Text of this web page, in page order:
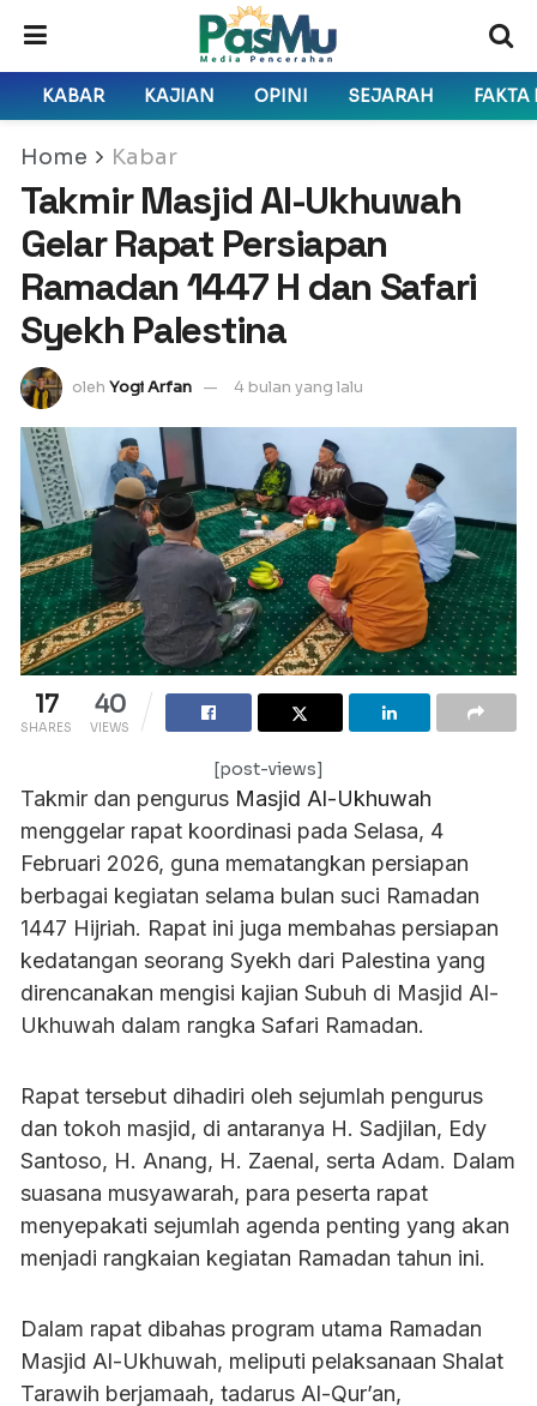
KABAR KAJIAN OPINI SEJARAH FAKTA
Home Kabar
Takmir Masjid Al-Ukhuwah
Gelar Rapat Persiapan
Ramadan 1447 H dan Safari
Syekh Palestina
oleh Yogi Arfan 4 bulan yang lalu
17
SHARES
40
VIEWS
[post-views]
Takmir dan pengurus Masjid Al-Ukhuwah
menggelar rapat koordinasi pada Selasa, 4
Februari 2026, guna mematangkan persiapan
berbagai kegiatan selama bulan suci Ramadan
1447 Hijriah. Rapat ini juga membahas persiapan
kedatangan seorang Syekh dari Palestina yang
direncanakan mengisi kajian Subuh di Masjid Al-
Ukhuwah dalam rangka Safari Ramadan.
Rapat tersebut dihadiri oleh sejumlah pengurus
dan tokoh masjid, di antaranya H. Sadjilan, Edy
Santoso, H. Anang, H. Zaenal, serta Adam. Dalam
suasana musyawarah, para peserta rapat
menyepakati sejumlah agenda penting yang akan
menjadi rangkaian kegiatan Ramadan tahun ini.
Dalam rapat dibahas program utama Ramadan
Masjid Al-Ukhuwah, meliputi pelaksanaan Shalat
Tarawih berjamaah, tadarus Al-Qur’an,